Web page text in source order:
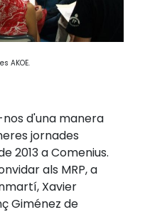
AKOE.
d'una manera
jornades
2013 a Comenius.
als MRP, a
Xavier
Giménez de